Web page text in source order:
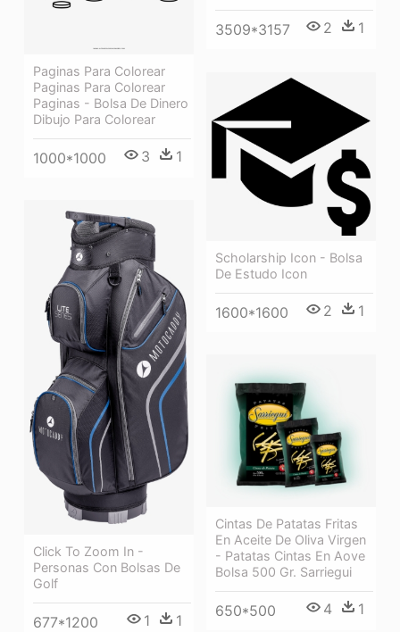
3509*3157 2 1
Paginas Para Colorear
Paginas Para Colorear
Paginas - Bolsa De Dinero
Dibujo Para Colorear
1000*1000 3 1
Scholarship Icon - Bolsa
De Estudo Icon
1600*1600 2 1
Click To Zoom In -
Personas Con Bolsas De
Golf
677*1200 1 1
Cintas De Patatas Fritas
En Aceite De Oliva Virgen
- Patatas Cintas En Aove
Bolsa 500 Gr. Sarriegui
650*500 4 1